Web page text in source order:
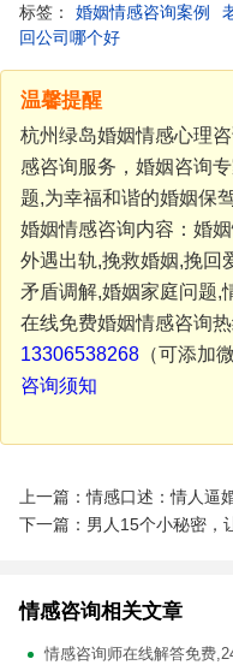
标签： 婚姻情感咨询案例
回公司哪个好
温馨提醒
杭州绿岛婚姻情感心理
感咨询服务，婚姻咨询
题,为幸福和谐的婚姻保
婚姻情感咨询内容：婚
外遇出轨,挽救婚姻,挽回
矛盾调解,婚姻家庭问题,
在线免费婚姻情感咨询热
13306538268（可添加
咨询须知
上一篇：情感口述：情人逼
下一篇：男人15个小秘密，
情感咨询相关文章
情感咨询师在线解答免费